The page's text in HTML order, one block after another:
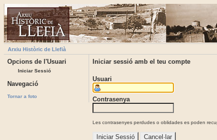
Arxiu Històric de Llefià
Opcions de l'Usuari
Iniciar Sessió
Navegació
Tornar a foto
Iniciar sessió amb el teu compte
Usuari
Contrasenya
Les contrasenyes perdudes o oblidades es poden